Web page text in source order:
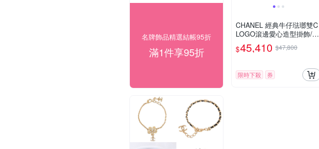
名牌飾品精選結帳95折
滿1件享95折
CHANEL 經典牛仔琺瑯雙C
LOGO滾邊愛心造型掛飾/鑰
匙圈(藍/金色)
$45,410 $47,800
限時下殺 券